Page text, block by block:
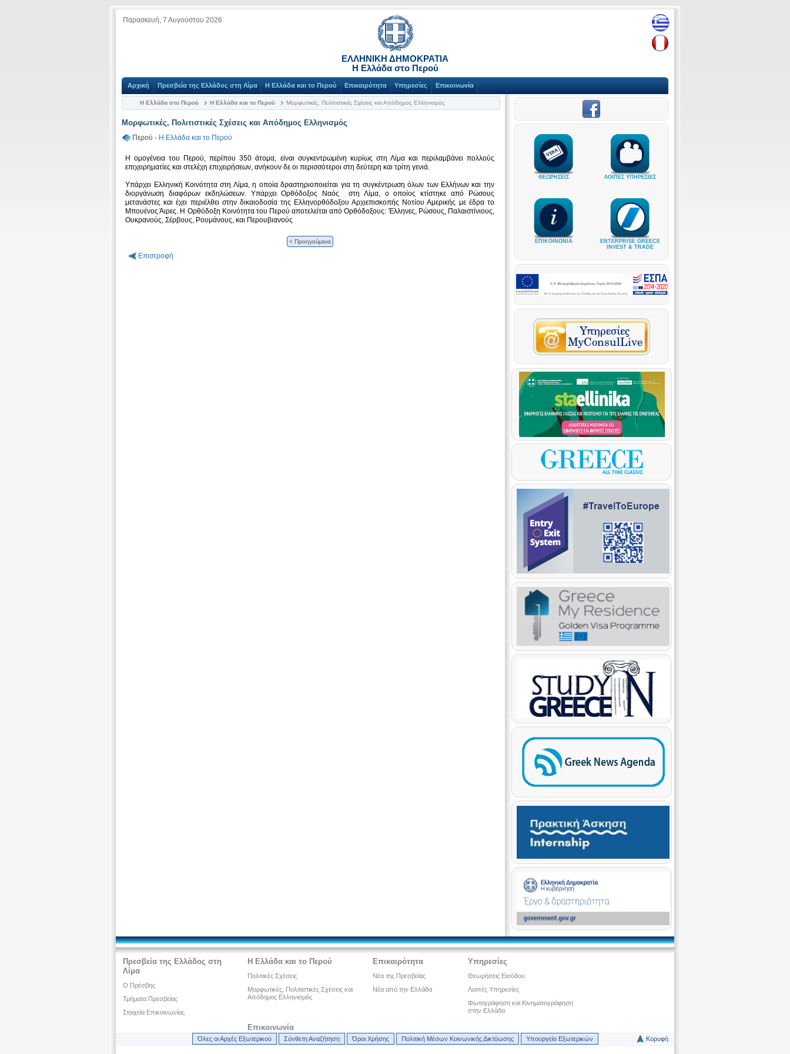
Παρασκευή, 7 Αυγούστου 2026
ΕΛΛΗΝΙΚΗ ΔΗΜΟΚΡΑΤΙΑ
Η Ελλάδα στο Περού
Αρχική Πρεσβεία της Ελλάδος στη Λίμα Η Ελλάδα και το Περού Επικαιρότητα Υπηρεσίες Επικοινωνία
Η Ελλάδα στο Περού Η Ελλάδα και το Περού Μορφωτικές, Πολιτιστικές Σχέσεις και Απόδημος Ελληνισμός
Μορφωτικές, Πολιτιστικές Σχέσεις και Απόδημος Ελληνισμός
Περού - Η Ελλάδα και το Περού
Η ομογένεια του Περού, περίπου 350 άτομα, είναι συγκεντρωμένη κυρίως στη Λίμα και περιλαμβάνει πολλούς
επιχειρηματίες και στελέχη επιχειρήσεων, ανήκουν δε οι περισσότεροι στη δεύτερη και τρίτη γενιά.
Υπάρχει Ελληνική Κοινότητα στη Λίμα, η οποία δραστηριοποιείται για τη συγκέντρωση όλων των Ελλήνων και την
διοργάνωση διαφόρων εκδηλώσεων. Υπάρχει Ορθόδοξος Ναός στη Λίμα, ο οποίος κτίστηκε από Ρώσους
μετανάστες και έχει περιέλθει στην δικαιοδοσία της Ελληνορθόδοξου Αρχιεπισκοπής Νοτίου Αμερικής με έδρα το
Μπουένος Άιρες. Η Ορθόδοξη Κοινότητα του Περού αποτελείται από Ορθόδοξους: Έλληνες, Ρώσους, Παλαιστίνιους,
Ουκρανούς, Σέρβους, Ρουμάνους, και Περουβιανούς
< Προηγούμενα
Επιστροφή
ΘΕΩΡΗΣΕΙΣ ΛΟΙΠΕΣ ΥΠΗΡΕΣΙΕΣ
ΕΠΙΚΟΙΝΩΝΙΑ
ENTERPRISE GREECE
INVEST & TRADE
Πρεσβεία της Ελλάδος στη
Λίμα
Ο Πρέσβης
Τμήματα Πρεσβείας
Στοιχεία Επικοινωνίας
Η Ελλάδα και το Περού
Πολιτικές Σχέσεις
Μορφωτικές, Πολιτιστικές Σχέσεις και
Απόδημος Ελληνισμός
Επικαιρότητα
Νέα της Πρεσβείας
Νέα από την Ελλάδα
Υπηρεσίες
Θεωρήσεις Εισόδου
Λοιπές Υπηρεσίες
Φωτογράφηση και Κινηματογράφηση
στην Ελλάδα
Επικοινωνία
Όλες οι Αρχές Εξωτερικού Σύνθετη Αναζήτηση Όροι Χρήσης Πολιτική Μέσων Κοινωνικής Δικτύωσης Υπουργείο Εξωτερικών Κορυφή